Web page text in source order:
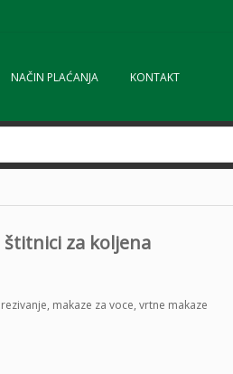
NAČIN PLAĆANJA KONTAKT
štitnici za koljena
, makaze za voce, vrtne makaze